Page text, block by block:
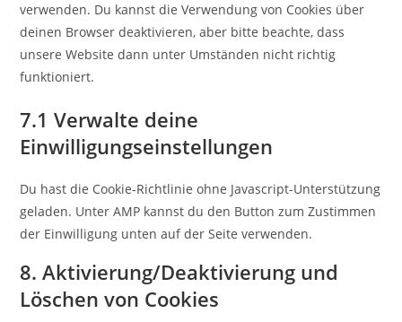
verwenden. Du kannst die Verwendung von Cookies über
deinen Browser deaktivieren, aber bitte beachte, dass
unsere Website dann unter Umständen nicht richtig
funktioniert.
7.1 Verwalte deine
Einwilligungseinstellungen
Du hast die Cookie-Richtlinie ohne Javascript-Unterstützung
geladen. Unter AMP kannst du den Button zum Zustimmen
der Einwilligung unten auf der Seite verwenden.
8. Aktivierung/Deaktivierung und
Löschen von Cookies